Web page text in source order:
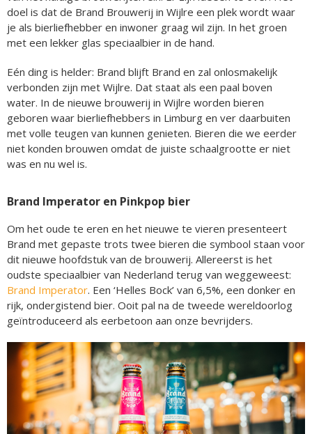
doel is dat de Brand Brouwerij in Wijlre een plek wordt waar
je als bierliefhebber en inwoner graag wil zijn. In het groen
met een lekker glas speciaalbier in de hand.
Eén ding is helder: Brand blijft Brand en zal onlosmakelijk
verbonden zijn met Wijlre. Dat staat als een paal boven
water. In de nieuwe brouwerij in Wijlre worden bieren
geboren waar bierliefhebbers in Limburg en ver daarbuiten
met volle teugen van kunnen genieten. Bieren die we eerder
niet konden brouwen omdat de juiste schaalgrootte er niet
was en nu wel is.
Brand Imperator en Pinkpop bier
Om het oude te eren en het nieuwe te vieren presenteert
Brand met gepaste trots twee bieren die symbool staan voor
dit nieuwe hoofdstuk van de brouwerij. Allereerst is het
oudste speciaalbier van Nederland terug van weggeweest:
Brand Imperator. Een ‘Helles Bock’ van 6,5%, een donker en
rijk, ondergistend bier. Ooit pal na de tweede wereldoorlog
geïntroduceerd als eerbetoon aan onze bevrijders.